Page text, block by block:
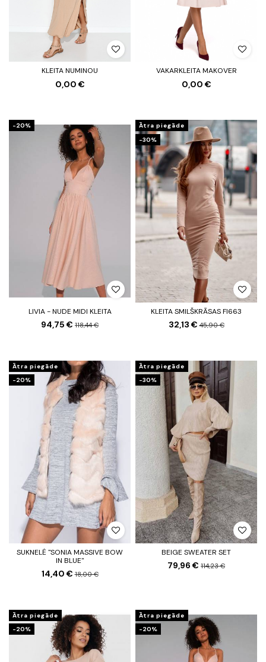
KLEITA NUMINOU
0,00 €
VAKARKLEITA MAKOVER
0,00 €
-20%
LIVIA - NUDE MIDI KLEITA
94,75 € 118,44 €
Ātra piegāde
-30%
KLEITA SMILŠKRĀSAS FI663
32,13 €45,90 €
Ātra piegāde
-20%
SUKNELĖ "SONIA MASSIVE BOW
IN BLUE"
14,40 €18,00 €
Ātra piegāde
-30%
BEIGE SWEATER SET
79,96 € 114,23 €
Ātra piegāde
-20%
Ātra piegāde
-20%